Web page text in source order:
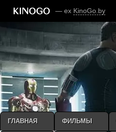
— ex KinoGo.by
ГЛАВНАЯ ФИЛЬМЫ